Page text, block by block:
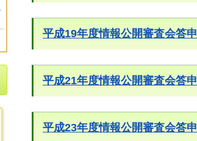
平成19年度情報公開審査会答申
平成21年度情報公開審査会答申
平成23年度情報公開審査会答申